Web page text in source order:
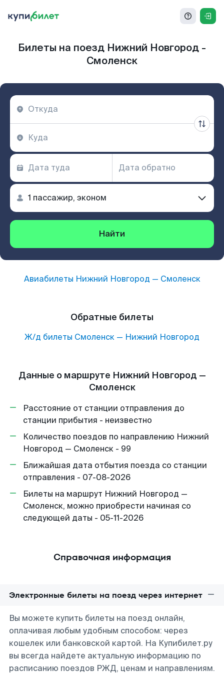
Билеты на поезд Нижний Новгород -
Смоленск
Найти
Авиабилеты Нижний Новгород — Смоленск
Обратные билеты
Ж/д билеты Смоленск — Нижний Новгород
Данные о маршруте Нижний Новгород —
Смоленск
Расстояние от станции отправления до
станции прибытия - неизвестно
Количество поездов по направлению Нижний
Новгород — Смоленск - 99
Ближайшая дата отбытия поезда со станции
отправления - 07-08-2026
Билеты на маршрут Нижний Новгород —
Смоленск, можно приобрести начиная со
следующей даты - 05-11-2026
Справочная информация
Электронные билеты на поезд через интернет
Вы можете купить билеты на поезд онлайн,
оплачивая любым удобным способом: через
кошелек или банковской картой. На Купибилет.ру
вы всегда найдете актуальную информацию по
расписанию поездов РЖД, ценам и направлениям.